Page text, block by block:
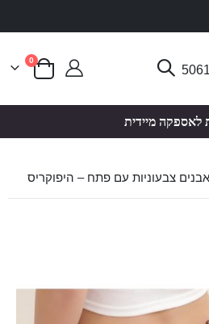
סל קניות
0פריטים
לאספקה מיידית
צבעוניות עם פתח – היפוקריס